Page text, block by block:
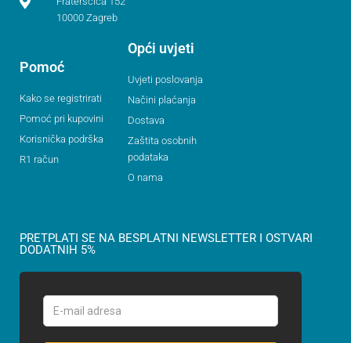
10000 Zagreb
Pomoć
Kako se registrirati
Pomoć pri kupovini
Korisnička podrška
R1 račun
Opći uvjeti
Uvjeti poslovanja
Načini plaćanja
Dostava
Zaštita osobnih
podataka
O nama
PRETPLATI SE NA BESPLATNI NEWSLETTER I OSTVARI
DODATNIH 5%